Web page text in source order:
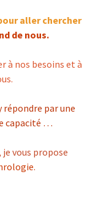
aller chercher
de nous.
à nos besoins et à
répondre par une
capacité …
vous propose
.